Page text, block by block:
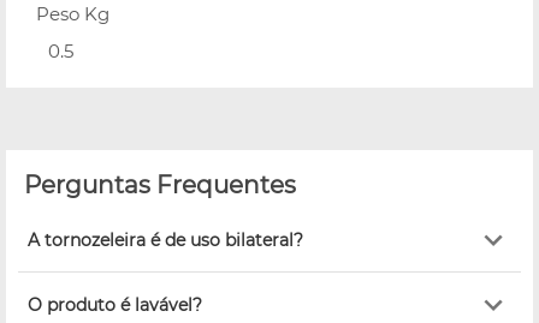
Peso Kg
0.5
Perguntas Frequentes
A tornozeleira é de uso bilateral?
O produto é lavável?